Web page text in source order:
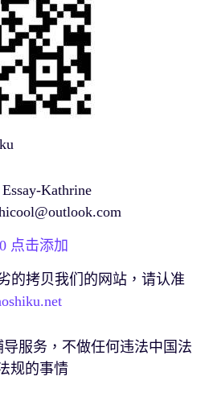
Kathrine
点击添加
的拷贝我们的网站，请认准
服务，不做任何违法中国法
规的事情